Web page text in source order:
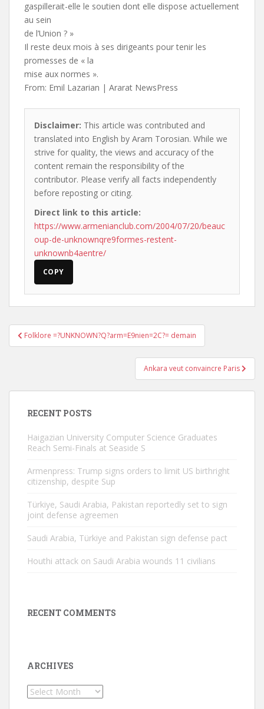
gaspillerait-elle le soutien dont elle dispose actuellement
au sein
de l’Union ? »
Il reste deux mois à ses dirigeants pour tenir les
promesses de « la
mise aux normes ».
From: Emil Lazarian | Ararat NewsPress
Disclaimer: This article was contributed and
translated into English by Aram Torosian. While we
strive for quality, the views and accuracy of the
content remain the responsibility of the
contributor. Please verify all facts independently
before reposting or citing.
Direct link to this article:
https://www.armenianclub.com/2004/07/20/beauc
oup-de-unknownqre9formes-restent-
unknownb4aentre/
COPY
Post
navigation
Folklore =?UNKNOWN?Q?arm=E9nien=2C?= demain
Ankara veut convaincre Paris
RECENT POSTS
Haigazian University Computer Science Graduates
Reach Semi-Finals at Seaside S
Armenpress: Trump signs orders to limit US birthright
citizenship, despite Sup
Türkiye, Saudi Arabia, Pakistan reportedly set to sign
joint defense agreemen
Saudi Arabia, Türkiye and Pakistan sign defense pact
Houthi attack on Saudi Arabia wounds 11 civilians
RECENT COMMENTS
ARCHIVES
Archives